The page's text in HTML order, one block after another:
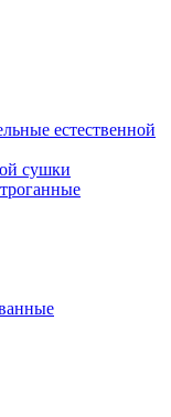
естественной
сушки